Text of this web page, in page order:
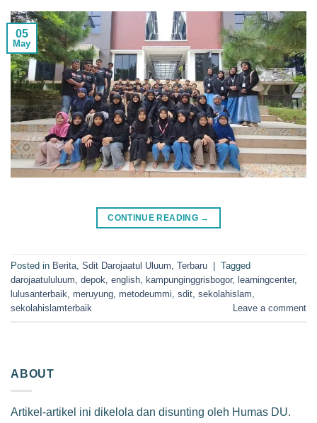
05
May
CONTINUE READING →
Posted in Berita, Sdit Darojaatul Uluum, Terbaru
Tagged
darojaatululuum, depok, english, kampunginggrisbogor, learningcenter,
lulusanterbaik, meruyung, metodeummi, sdit, sekolahislam,
sekolahislamterbaik
Leave a comment
ABOUT
Artikel-artikel ini dikelola dan disunting oleh Humas DU.